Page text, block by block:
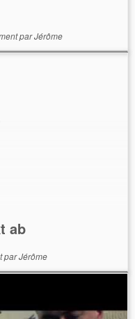
parJérôme
ab
parJérôme